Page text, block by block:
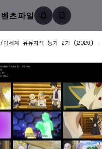
벤츠파일
/이세계 유유자적 농가 2기